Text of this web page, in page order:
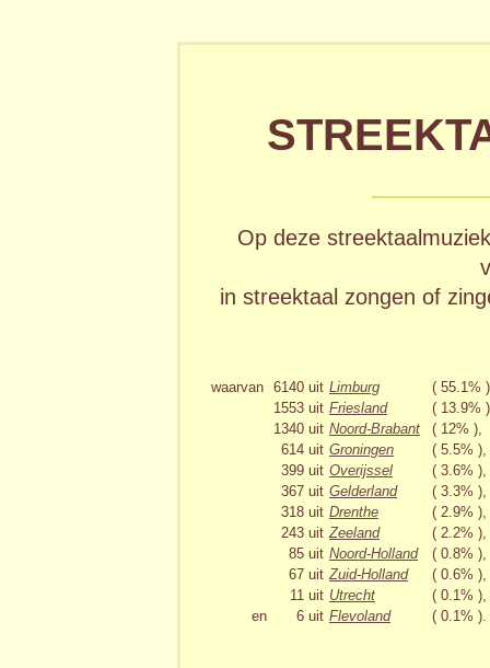
Op deze
in streektaal zongen of
waarvan 6140 uit Limburg
( 55.1%
1553 uit Friesland
( 13.9%
1340 uit Noord-Brabant
( 12% ),
614 uit Groningen
( 5.5% ),
399 uit Overijssel
( 3.6% ),
367 uit Gelderland
( 3.3% ),
318 uit Drenthe
( 2.9% ),
243 uit Zeeland
( 2.2% ),
85 uit Noord-Holland
( 0.8% ),
67 uit Zuid-Holland
( 0.6% ),
11 uit Utrecht
( 0.1% ),
en
6 uit Flevoland ( 0.1% ).